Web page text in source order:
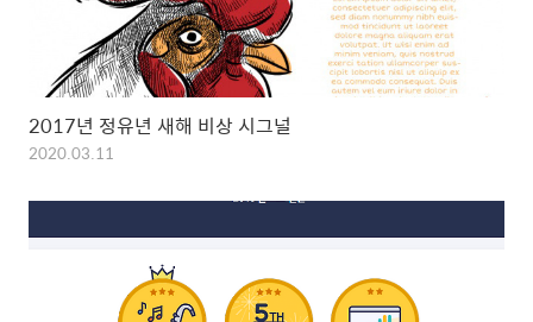
2017년 정유년 새해 비상 시그널
2020.03.11